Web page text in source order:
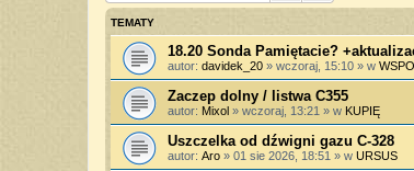
TEMATY
18.20 Sonda Pamiętacie?
autor: davidek_20 » wczoraj, 15:10 » w
Zaczep dolny / listwa C355
autor: Mixol » wczoraj, 13:21 » w KUPIĘ
Uszczelka od dźwigni gazu C-328
autor: Aro » 01 sie 2026, 18:51 » w URSUS